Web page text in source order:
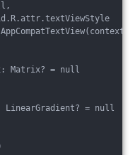
Matrix? = null
LinearGradient? = null